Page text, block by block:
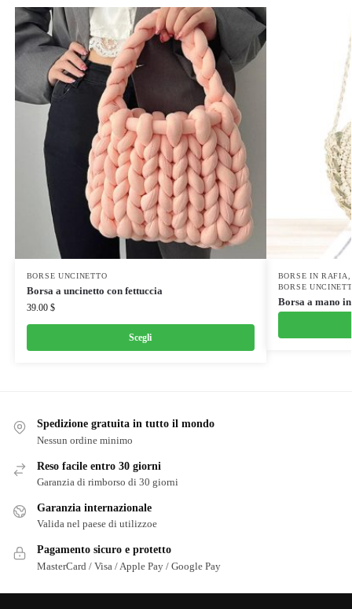
BORSE UNCINETTO
Borsa a uncinetto con fettuccia
39.00 $
Scegli
BORSE IN RAFIA
BORSE
Borsa a mano
Spedizione gratuita in tutto il mondo
Nessun ordine minimo
Reso facile entro 30 giorni
Garanzia di rimborso di 30 giorni
Garanzia internazionale
Valida nel paese di utilizzoe
Pagamento sicuro e protetto
MasterCard / Visa / Apple Pay / Google Pay